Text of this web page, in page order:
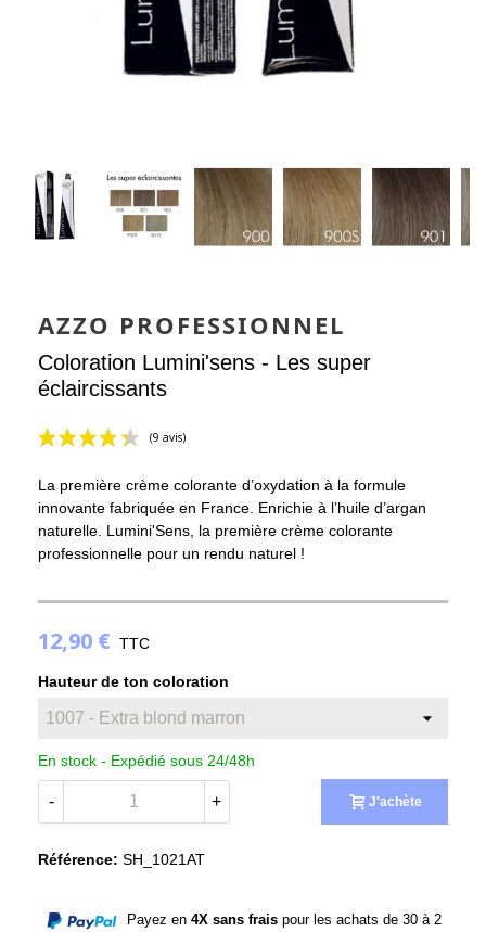
AZZO PROFESSIONNEL
Coloration Lumini'sens - Les super
éclaircissants
La première crème colorante d’oxydation à la formule
innovante fabriquée en France. Enrichie à l’huile d’argan
naturelle. Lumini'Sens, la première crème colorante
professionnelle pour un rendu naturel !
12,90 € TTC
Hauteur de ton coloration
En stock - Expédié sous 24/48h
- + J'achète
Référence: SH_1021AT
Payez en 4X sans fraispour les achats de 30 à 2